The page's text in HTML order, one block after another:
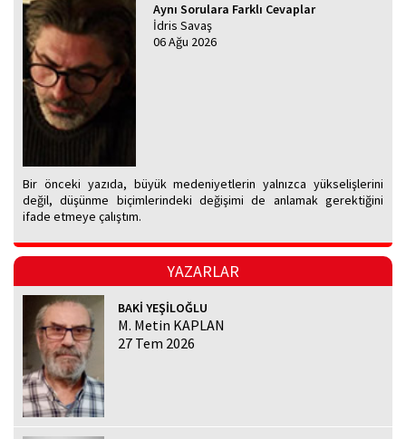
Aynı Sorulara Farklı Cevaplar
İdris Savaş
06 Ağu 2026
Bir önceki yazıda, büyük medeniyetlerin yalnızca yükselişlerini
değil, düşünme biçimlerindeki değişimi de anlamak gerektiğini
ifade etmeye çalıştım.
YAZARLAR
BAKİ YEŞİLOĞLU
M. Metin KAPLAN
27 Tem 2026